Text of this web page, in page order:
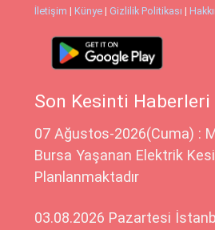
İletişim | Künye | Gizlilik Politikası |
Son Kesinti Haberleri
07 Ağustos-2026(Cuma) :
Bursa Yaşanan Elektrik
Planlanmaktadır
03.08.2026 Pazartesi